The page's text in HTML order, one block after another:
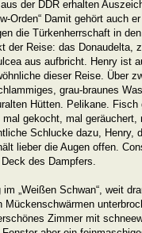
der DDR erhalten
Orden“ Damit gehört auch
die Türkenherrschaft in
der Reise: das Donaudelta,
aus aufbricht. Henry ist
dieser Reise. Über
grau-braunes
Hütten. Pelikane.
mal gekocht, mal geräuchert,
Schlucke dazu, Henry,
lieber die Augen offen.
des Dampfers.
im „Weißen Schwan“, weit
Mückenschwärmen
Zimmer mit